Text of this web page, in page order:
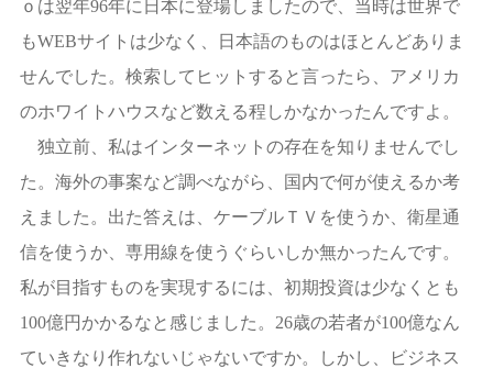
ｏは翌年96年に日本に登場しましたので、当時は世界で
もWEBサイトは少なく、日本語のものはほとんどありま
せんでした。検索してヒットすると言ったら、アメリカ
のホワイトハウスなど数える程しかなかったんですよ。
独立前、私はインターネットの存在を知りませんでし
た。海外の事案など調べながら、国内で何が使えるか考
えました。出た答えは、ケーブルＴＶを使うか、衛星通
信を使うか、専用線を使うぐらいしか無かったんです。
私が目指すものを実現するには、初期投資は少なくとも
100億円かかるなと感じました。26歳の若者が100億なん
ていきなり作れないじゃないですか。しかし、ビジネス